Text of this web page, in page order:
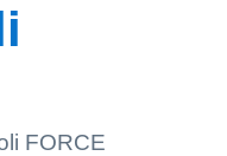
FORCE